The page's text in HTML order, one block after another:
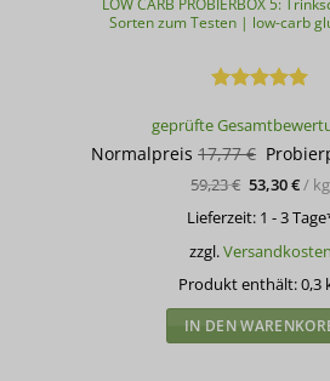
LOW CARB PROBIERBOX 5:
Sorten zum Testen | low-carb
mit5von
5
geprüfte
Normalpreis 17,77€
war:
59,23€ 53,30€/ kg
Lieferzeit: 1 - 3
zzgl.
Produkt enthält: 0,3
IN DEN